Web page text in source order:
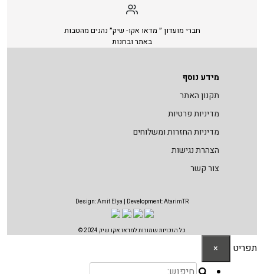
חברי מועדון ״ מדאו אקו- שיק״ נהנים מהטבות
באתר ובחנות
מידע נוסף
תקנון האתר
מדיניות פרטיות
מדיניות החזרות ומשלוחים
הצהרת נגישות
צור קשר
Design:Amit Elya | Development:AtarimTR
כל הזכויות שמורות למדאו אקו שיק 2024 ©
תפריט ×